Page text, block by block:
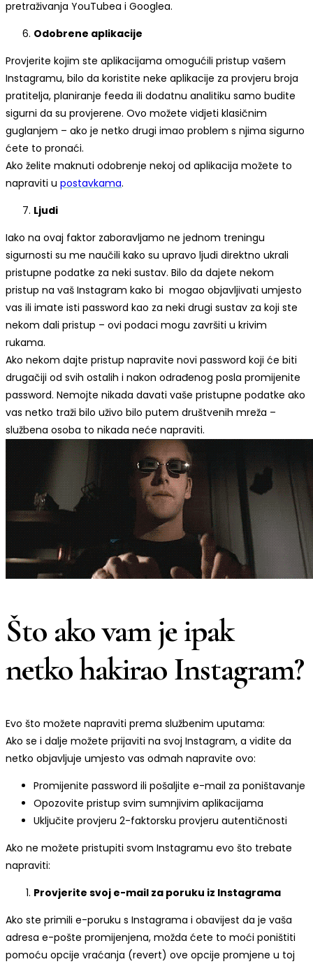
pretraživanja YouTubea i Googlea.
Odobrene aplikacije
Provjerite kojim ste aplikacijama omogućili pristup vašem
Instagramu, bilo da koristite neke aplikacije za provjeru broja
pratitelja, planiranje feeda ili dodatnu analitiku samo budite
sigurni da su provjerene. Ovo možete vidjeti klasičnim
guglanjem – ako je netko drugi imao problem s njima sigurno
ćete to pronaći.
Ako želite maknuti odobrenje nekoj od aplikacija možete to
napraviti u postavkama.
Ljudi
Iako na ovaj faktor zaboravljamo ne jednom treningu
sigurnosti su me naučili kako su upravo ljudi direktno ukrali
pristupne podatke za neki sustav. Bilo da dajete nekom
pristup na vaš Instagram kako bi mogao objavljivati umjesto
vas ili imate isti password kao za neki drugi sustav za koji ste
nekom dali pristup – ovi podaci mogu završiti u krivim
rukama.
Ako nekom dajte pristup napravite novi password koji će biti
drugačiji od svih ostalih i nakon odrađenog posla promijenite
password. Nemojte nikada davati vaše pristupne podatke ako
vas netko traži bilo uživo bilo putem društvenih mreža –
službena osoba to nikada neće napraviti.
Što ako vam je ipak
netko hakirao Instagram?
Evo što možete napraviti prema službenim uputama:
Ako se i dalje možete prijaviti na svoj Instagram, a vidite da
netko objavljuje umjesto vas odmah napravite ovo:
Promijenite password ili pošaljite e-mail za poništavanje
Opozovite pristup svim sumnjivim aplikacijama
Uključite provjeru 2-faktorsku provjeru autentičnosti
Ako ne možete pristupiti svom Instagramu evo što trebate
napraviti:
Provjerite svoj e-mail za poruku iz Instagrama
Ako ste primili e-poruku s Instagrama i obavijest da je vaša
adresa e-pošte promijenjena, možda ćete to moći poništiti
pomoću opcije vraćanja (revert) ove opcije promjene u toj